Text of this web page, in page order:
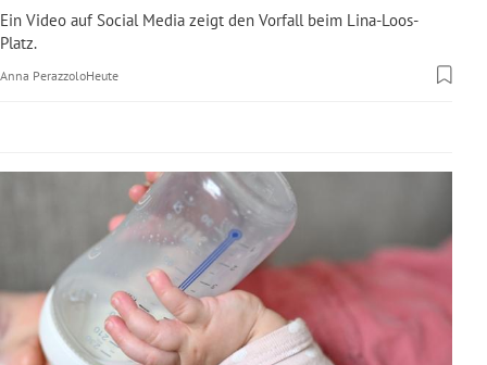
Untermenü
Untermenü
Untermenü
Untermenü
Untermenü
Ein Video auf Social Media zeigt den Vorfall beim Lina-Loos-
Platz.
Anna PerazzoloHeute